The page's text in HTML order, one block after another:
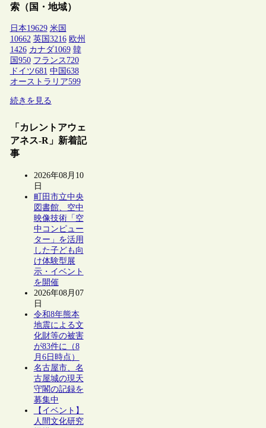
索（国・地域）
日本19629 米国
10662 英国 3216 欧州
1426 カナダ1069 韓
国 950 フランス 720
ドイツ681 中国 638
オーストラリア599
続きを見る
「カレントアウェ
アネス-R」新着記
事
2026年08月10
日
町田市立中央
図書館、空中
映像技術「空
中コンピュー
ター」を活用
した子ども向
け体験型展
示・イベント
を開催
2026年08月07
日
令和8年熊本
地震による文
化財等の被害
が83件に（8
月6日時点）
名古屋市、名
古屋城の現天
守閣の記録を
募集中
【イベント】
人間文化研究